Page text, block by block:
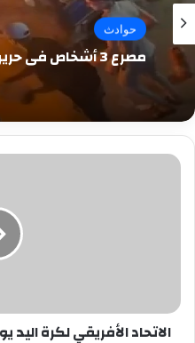
حوادث
مصرع 3 أشخاص في حريق مخبز بمنطقة شبرا
الاتحاد
لمدة
عاما
الاتحاد الأفريقي لكرة